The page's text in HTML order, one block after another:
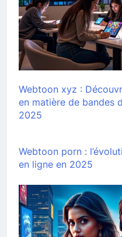
Webtoon xyz :
en matière de bandes
2025
Webtoon porn :
en ligne en 2025